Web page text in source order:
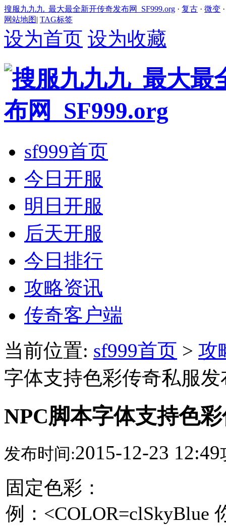
搜服九九九_最大最全新开传奇发布网_SF999.org · 复古 · 微变
网站地图| TAG标签
设为首页 设为收藏
sf999首页
今日开服
明日开服
后天开服
今日排行
攻略资讯
传奇客户端
当前位置: sf999首页 > 攻
字体支持色彩传奇私服发
NPC脚本字体支持色
发布时间:2015-12-23 12:49
固定色彩：
例：<COLOR=clSkyBlue